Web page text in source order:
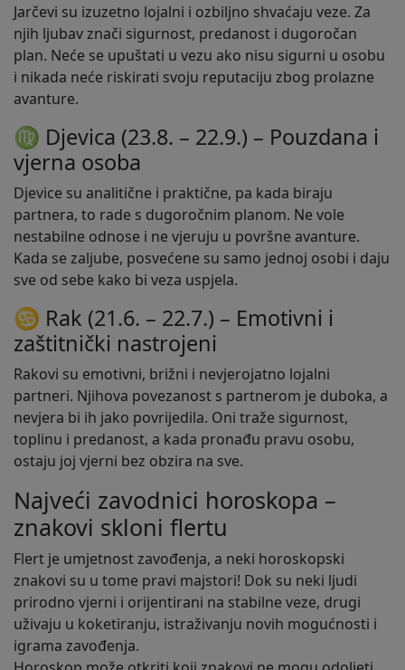
Jarčevi su izuzetno lojalni i ozbiljno shvaćaju veze. Za
njih ljubav znači sigurnost, predanost i dugoročan
plan. Neće se upuštati u vezu ako nisu sigurni u osobu
i nikada neće riskirati svoju reputaciju zbog prolazne
avanture.
♍ Djevica (23.8. – 22.9.) – Pouzdana i
vjerna osoba
Djevice su analitične i praktične, pa kada biraju
partnera, to rade s dugoročnim planom. Ne vole
nestabilne odnose i ne vjeruju u površne avanture.
Kada se zaljube, posvećene su samo jednoj osobi i daju
sve od sebe kako bi veza uspjela.
♋ Rak (21.6. – 22.7.) – Emotivni i
zaštitnički nastrojeni
Rakovi su emotivni, brižni i nevjerojatno lojalni
partneri. Njihova povezanost s partnerom je duboka, a
nevjera bi ih jako povrijedila. Oni traže sigurnost,
toplinu i predanost, a kada pronađu pravu osobu,
ostaju joj vjerni bez obzira na sve.
Najveći zavodnici horoskopa –
znakovi skloni flertu
Flert je umjetnost zavođenja, a neki horoskopski
znakovi su u tome pravi majstori! Dok su neki ljudi
prirodno vjerni i orijentirani na stabilne veze, drugi
uživaju u koketiranju, istraživanju novih mogućnosti i
igrama zavođenja.